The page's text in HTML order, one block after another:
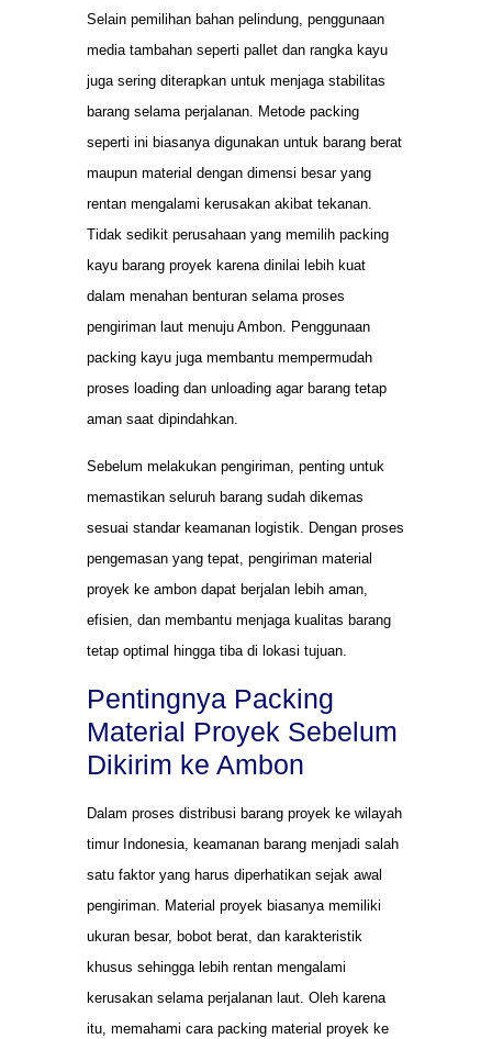
Selain pemilihan bahan pelindung, penggunaan
media tambahan seperti pallet dan rangka kayu
juga sering diterapkan untuk menjaga stabilitas
barang selama perjalanan. Metode packing
seperti ini biasanya digunakan untuk barang berat
maupun material dengan dimensi besar yang
rentan mengalami kerusakan akibat tekanan.
Tidak sedikit perusahaan yang memilih packing
kayu barang proyek karena dinilai lebih kuat
dalam menahan benturan selama proses
pengiriman laut menuju Ambon. Penggunaan
packing kayu juga membantu mempermudah
proses loading dan unloading agar barang tetap
aman saat dipindahkan.
Sebelum melakukan pengiriman, penting untuk
memastikan seluruh barang sudah dikemas
sesuai standar keamanan logistik. Dengan proses
pengemasan yang tepat, pengiriman material
proyek ke ambon dapat berjalan lebih aman,
efisien, dan membantu menjaga kualitas barang
tetap optimal hingga tiba di lokasi tujuan.
Pentingnya Packing
Material Proyek Sebelum
Dikirim ke Ambon
Dalam proses distribusi barang proyek ke wilayah
timur Indonesia, keamanan barang menjadi salah
satu faktor yang harus diperhatikan sejak awal
pengiriman. Material proyek biasanya memiliki
ukuran besar, bobot berat, dan karakteristik
khusus sehingga lebih rentan mengalami
kerusakan selama perjalanan laut. Oleh karena
itu, memahami cara packing material proyek ke